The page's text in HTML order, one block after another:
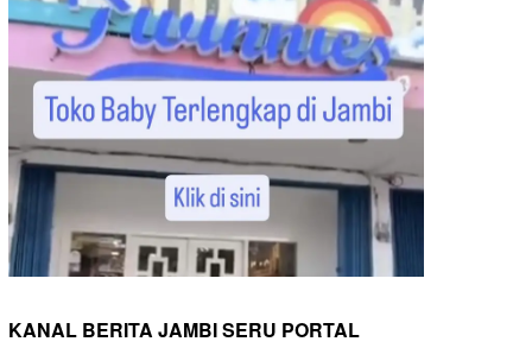
KANAL BERITA JAMBI SERU PORTAL